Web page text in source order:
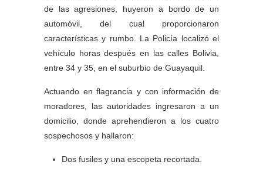
de las agresiones, huyeron a bordo de un
automóvil, del cual proporcionaron
características y rumbo. La Policía localizó el
vehículo horas después en las calles Bolivia,
entre 34 y 35, en el suburbio de Guayaquil.
Actuando en flagrancia y con información de
moradores, las autoridades ingresaron a un
domicilio, donde aprehendieron a los cuatro
sospechosos y hallaron:
Dos fusiles y una escopeta recortada.